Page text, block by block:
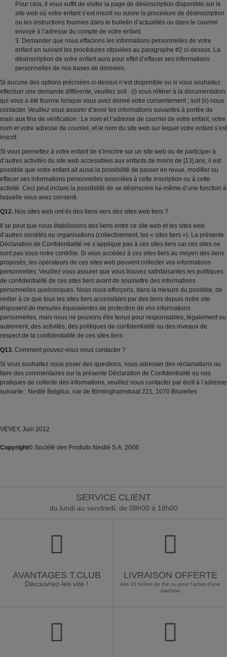
Pour cela, il vous suffit de visiter la page de désinscription disponible sur le
site web où votre enfant s’est inscrit ou suivre la procédure de désinscription
ou les instructions fournies dans le bulletin d’actualités ou dans le courriel
envoyé à l’adresse du compte de votre enfant.
3. Demander que nous effacions les informations personnelles de votre
enfant en suivant les procédures stipulées au paragraphe #2 ci-dessus. La
désinscription de votre enfant aura pour effet d’effacer ses informations
personnelles de nos bases de données.
Si aucune des options précisées ci-dessus n’est disponible ou si vous souhaitez
effectuer une demande différente, veuillez soit : (i) vous référer à la documentation
qui vous a été fournie lorsque vous avez donné votre consentement ; soit (ii) nous
contacter. Veuillez vous assurer d’avoir les informations suivantes à portée de
main aux fins de vérification : Le nom et l’adresse de courriel de votre enfant, votre
nom et votre adresse de courriel, et le nom du site web sur lequel votre enfant s’est
inscrit.
Si vous permettez à votre enfant de s’inscrire sur un site web ou de participer à
d’autres activités du site web accessibles aux enfants de moins de [13] ans, il est
possible que votre enfant ait aussi la possibilité de passer en revue, modifier ou
effacer ses informations personnelles associées à cette inscription ou à cette
activité. Ceci peut inclure la possibilité de se désinscrire lui-même d’une fonction à
laquelle vous avez consenti.
Q12. Nos sites web ont-ils des liens vers des sites web tiers ?
Il se peut que nous établissions des liens entre ce site web et les sites web
d’autres sociétés ou organisations (collectivement, les « sites tiers »). La présente
Déclaration de Confidentialité ne s’applique pas à ces sites tiers car ces sites ne
sont pas sous notre contrôle. Si vous accédez à ces sites tiers au moyen des liens
proposés, les opérateurs de ces sites web peuvent collecter vos informations
personnelles. Veuillez vous assurer que vous trouvez satisfaisantes les politiques
de confidentialité de ces sites tiers avant de soumettre des informations
personnelles quelconques. Nous nous efforçons, dans la mesure du possible, de
veiller à ce que tous les sites tiers accessibles par des liens depuis notre site
disposent de mesures équivalentes de protection de vos informations
personnelles, mais nous ne pouvons être tenus pour responsables, légalement ou
autrement, des activités, des politiques de confidentialité ou des niveaux de
respect de la confidentialité de ces sites tiers.
Q13. Comment pouvez-vous nous contacter ?
Si vous souhaitez nous poser des questions, nous adresser des réclamations ou
faire des commentaires sur la présente Déclaration de Confidentialité ou nos
pratiques de collecte des informations, veuillez nous contacter par écrit à l’adresse
suivante : Nestlé Belgilux, rue de Birminghamstraat 221, 1070 Bruxelles
VEVEY, Juin 2012
Copyright© Société des Produits Nestlé S.A. 2006
SERVICE CLIENT
du lundi au vendredi, de 08h00 à 18h00
AVANTAGES T.CLUB
Découvrez-les vite !
LIVRAISON OFFERTE
dès 15 boîtes de thé ou pour l'achat d'une
machine